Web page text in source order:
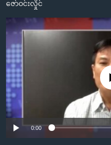
ကျော်
ကြည့်
ရန်
ပင်မ
အ
ညွန်း
စာမျက်နှာ
သို့
ကျော်
ကြည့်
မကြေးမုံရဲ့ အင်္ဂလိပ်စာ
ရုပ်ရှင်ထဲက အင်္ဂလိပ်စာ
သုတပဒေသာ အင်္ဂလိပ်စာ
ရေဒီယို
တီဗွီ
ရေဒီယိုနှင့်ရုပ်သံ အချက်အလက်
ရေဒီယို/တီဗွီအစီအစဉ်
Learning English
ဗွီအိုအေ လူမှုကွန်ယက်များ
ဇော်ဝင်းလှိုင်
No media
0:00